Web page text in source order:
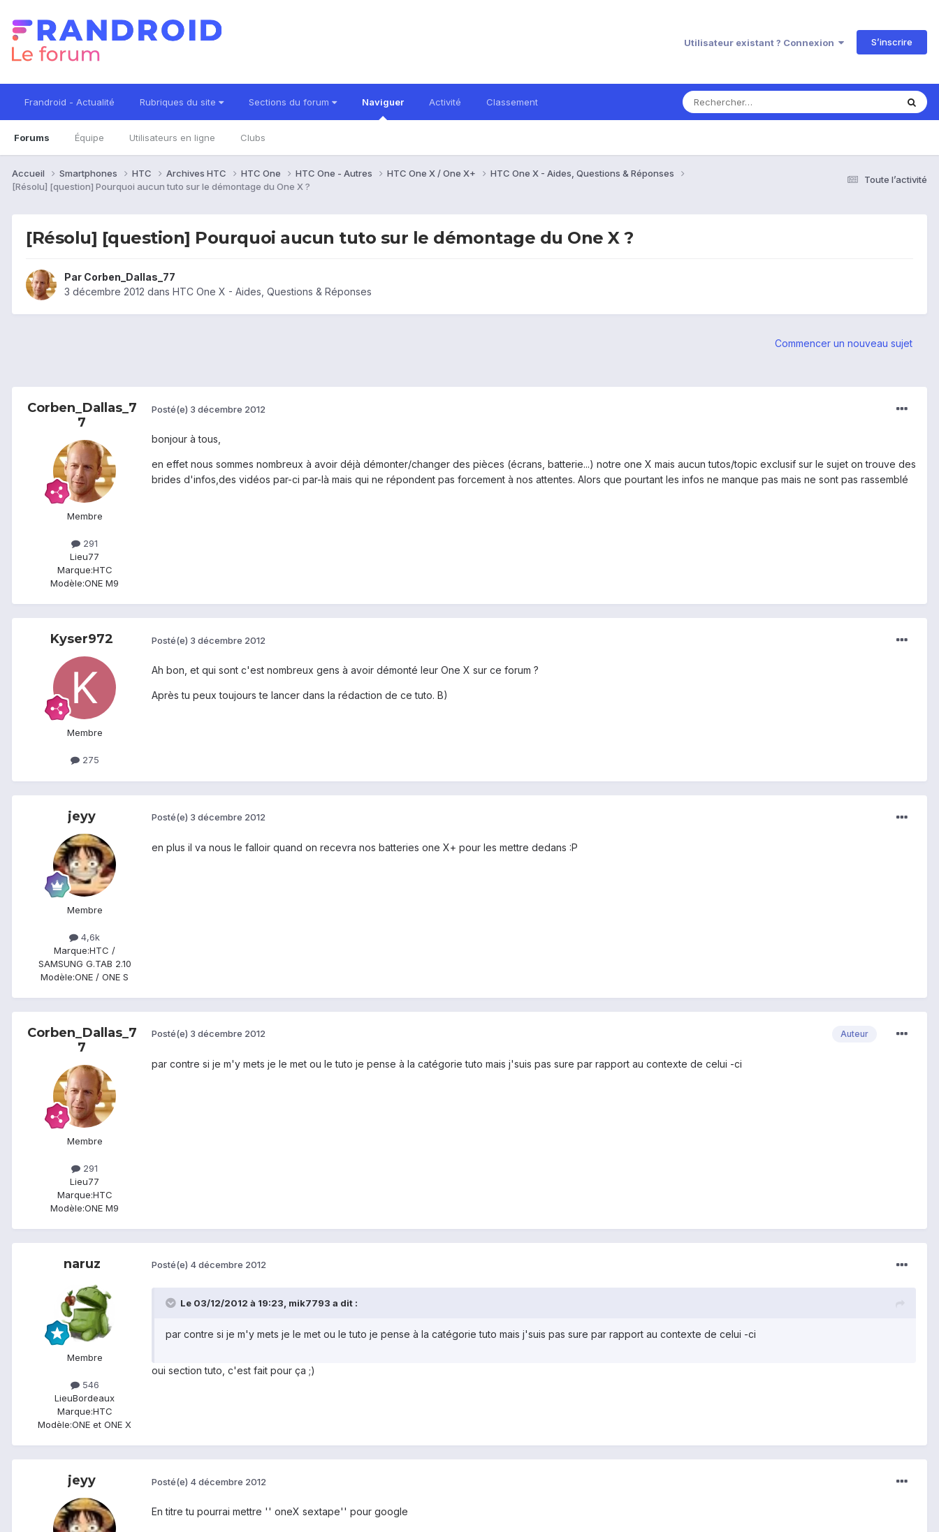
Utilisateur existant ? Connexion S’inscrire
Frandroid - Actualité Rubriques du site Sections du forum Naviguer
Forums Équipe Utilisateurs en ligne Clubs
Activité Classement
Toute l’activité
Accueil Smartphones HTC Archives HTC HTC One HTC One - Autres HTC One X / One X+
HTC One X - Aides, Questions & Réponses
[Résolu] [question] Pourquoi aucun tuto sur le démontage du One X ?
[Résolu] [question] Pourquoi aucun tuto sur le démontage du One X ?
Par Corben_Dallas_77
3 décembre 2012 dans HTC One X - Aides, Questions & Réponses
Commencer un nouveau sujet
Corben_Dallas_7
7
Membre
291
Lieu77
Marque:HTC
Modèle:ONE M9
Posté(e) 3 décembre 2012
bonjour à tous,
en effet nous sommes nombreux à avoir déjà démonter/changer des pièces (écrans, batterie...) notre one X mais aucun tutos/topic exclusif sur le sujet on trouve des
brides d'infos,des vidéos par-ci par-là mais qui ne répondent pas forcement à nos attentes. Alors que pourtant les infos ne manque pas mais ne sont pas rassemblé
Kyser972
Membre
275
Posté(e) 3 décembre 2012
Ah bon, et qui sont c'est nombreux gens à avoir démonté leur One X sur ce forum ?
Après tu peux toujours te lancer dans la rédaction de ce tuto. B)
jeyy
Membre
4,6k
Marque:HTC /
SAMSUNG G.TAB 2.10
Modèle:ONE / ONE S
Posté(e) 3 décembre 2012
en plus il va nous le falloir quand on recevra nos batteries one X+ pour les mettre dedans :P
Corben_Dallas_7
7
Membre
291
Lieu77
Marque:HTC
Modèle:ONE M9
Auteur
Posté(e) 3 décembre 2012
par contre si je m'y mets je le met ou le tuto je pense à la catégorie tuto mais j'suis pas sure par rapport au contexte de celui -ci
naruz
Membre
546
LieuBordeaux
Marque:HTC
Modèle:ONE et ONE X
Posté(e) 4 décembre 2012
Le 03/12/2012 à 19:23, mik7793 a dit :
par contre si je m'y mets je le met ou le tuto je pense à la catégorie tuto mais j'suis pas sure par rapport au contexte de celui -ci
oui section tuto, c'est fait pour ça ;)
jeyy Posté(e) 4 décembre 2012
En titre tu pourrai mettre '' oneX sextape'' pour google